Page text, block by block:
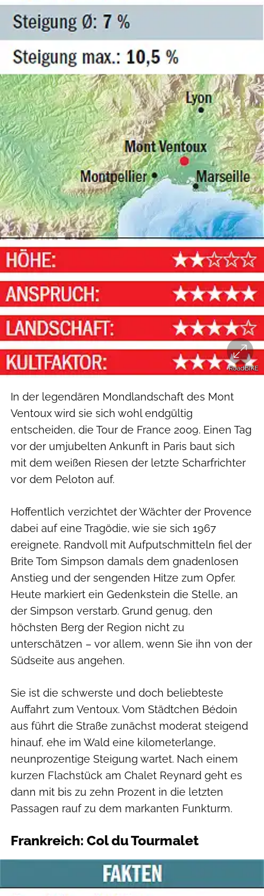
RoadBIKE
In der legendären Mondlandschaft des Mont
Ventoux wird sie sich wohl endgültig
entscheiden, die Tour de France 2009. Einen Tag
vor der umjubelten Ankunft in Paris baut sich
mit dem weißen Riesen der letzte Scharfrichter
vor dem Peloton auf.
Hoffentlich verzichtet der Wächter der Provence
dabei auf eine Tragödie, wie sie sich 1967
ereignete. Randvoll mit Aufputschmitteln fiel der
Brite Tom Simpson damals dem gnadenlosen
Anstieg und der sengenden Hitze zum Opfer.
Heute markiert ein Gedenkstein die Stelle, an
der Simpson verstarb. Grund genug, den
höchsten Berg der Region nicht zu
unterschätzen – vor allem, wenn Sie ihn von der
Südseite aus angehen.
Sie ist die schwerste und doch beliebteste
Auffahrt zum Ventoux. Vom Städtchen Bédoin
aus führt die Straße zunächst moderat steigend
hinauf, ehe im Wald eine kilometerlange,
neunprozentige Steigung wartet. Nach einem
kurzen Flachstück am Chalet Reynard geht es
dann mit bis zu zehn Prozent in die letzten
Passagen rauf zu dem markanten Funkturm.
Frankreich: Col du Tourmalet